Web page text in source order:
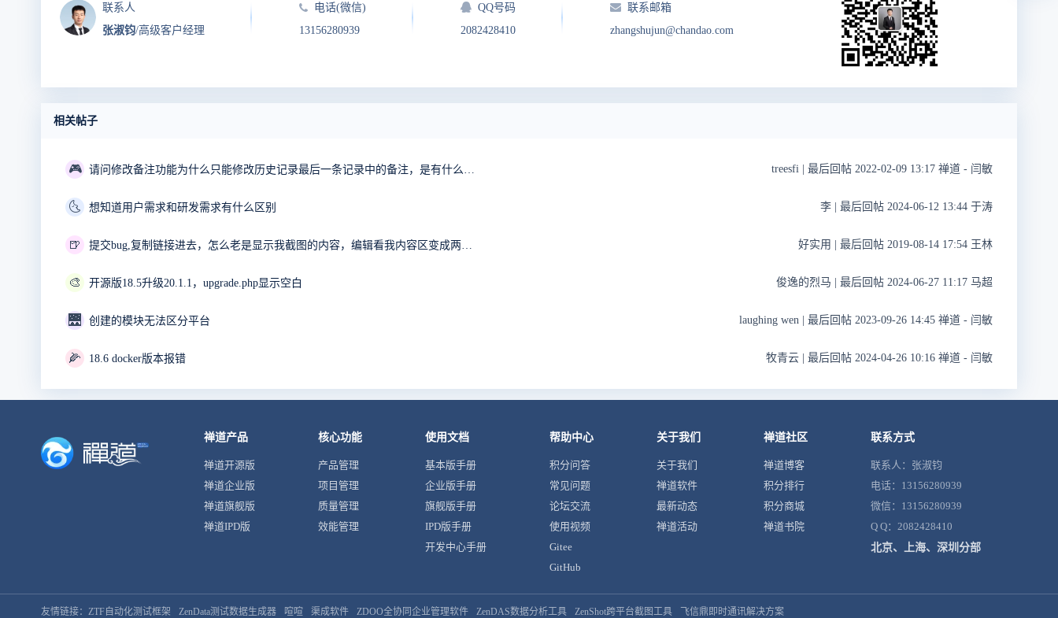
联系人
张淑钧/高级客户经理
电话(微信)
13156280939
QQ号码
2082428410
联系邮箱
zhangshujun@chandao.com
相关帖子
🎮 请问修改备注功能为什么只能修改历史记录最后一条记录中的备注，是有什么特殊用意吗？ treesfi 最后回帖 2022-02-09 13:17 禅道 - 闫敏
🌜 想知道用户需求和研发需求有什么区别 李 最后回帖 2024-06-12 13:44 于涛
🍺 提交bug,复制链接进去，怎么老是显示我截图的内容，编辑看我内容区变成两条重复的链接，我明明只复制了一条链接，删掉重复的链接点击保存，反而显示三张截图，有毒 好实用 最后回帖 2019-08-14 17:54 王林
🎨 开源版18.5升级20.1.1，upgrade.php显示空白 俊逸的烈马 最后回帖 2024-06-27 11:17 马超
🌉 创建的模块无法区分平台 laughing wen 最后回帖 2023-09-26 14:45 禅道 - 闫敏
🌽 18.6 docker版本报错 牧青云 最后回帖 2024-04-26 10:16 禅道 - 闫敏
禅道产品
禅道开源版
禅道企业版
禅道旗舰版
禅道IPD版
核心功能
产品管理
项目管理
质量管理
效能管理
使用文档
基本版手册
企业版手册
旗舰版手册
IPD版手册
开发中心手册
帮助中心
积分问答
常见问题
论坛交流
使用视频
Gitee
GitHub
关于我们
关于我们
禅道软件
最新动态
禅道活动
禅道社区
禅道博客
积分排行
积分商城
禅道书院
联系方式
联系人：张淑钧
电话：13156280939
微信：13156280939
Q Q：2082428410
北京、上海、深圳分部
友情链接： ZTF自动化测试框架 ZenData测试数据生成器 喧喧 渠成软件 ZDOO全协同企业管理软件 ZenDAS数据分析工具 ZenShot跨平台截图工具 飞信鼎即时通讯解决方案